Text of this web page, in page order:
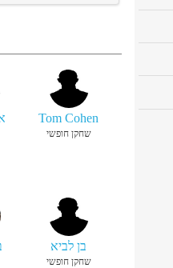
Tom Cohen
שחקן חופשי
בן לביא
שחקן חופשי